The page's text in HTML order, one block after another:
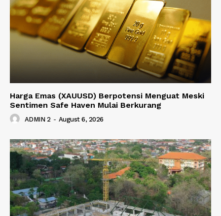
Harga Emas (XAUUSD) Berpotensi Menguat Meski
Sentimen Safe Haven Mulai Berkurang
ADMIN 2 - August 6, 2026